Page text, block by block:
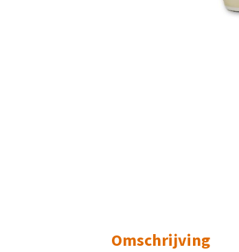
Omschrijving